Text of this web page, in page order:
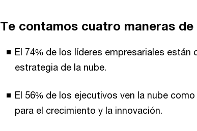
Te contamos cuatro maneras de
El 74% de los líderes empresariales
estrategia de la nube.
El 56% de los ejecutivos ven la nube
para el crecimiento y la innovación.